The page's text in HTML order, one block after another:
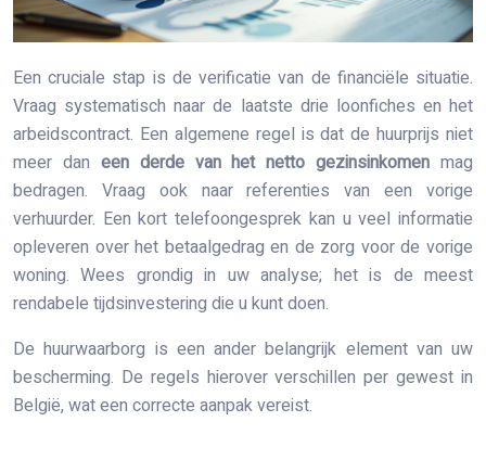
Een cruciale stap is de verificatie van de financiële situatie.
Vraag systematisch naar de laatste drie loonfiches en het
arbeidscontract. Een algemene regel is dat de huurprijs niet
meer dan een derde van het netto gezinsinkomen mag
bedragen. Vraag ook naar referenties van een vorige
verhuurder. Een kort telefoongesprek kan u veel informatie
opleveren over het betaalgedrag en de zorg voor de vorige
woning. Wees grondig in uw analyse; het is de meest
rendabele tijdsinvestering die u kunt doen.
De huurwaarborg is een ander belangrijk element van uw
bescherming. De regels hierover verschillen per gewest in
België, wat een correcte aanpak vereist.